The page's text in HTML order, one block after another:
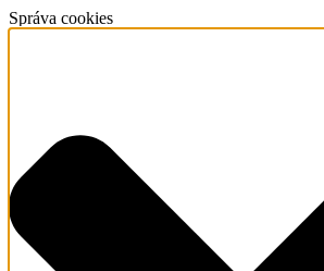
Správa cookies